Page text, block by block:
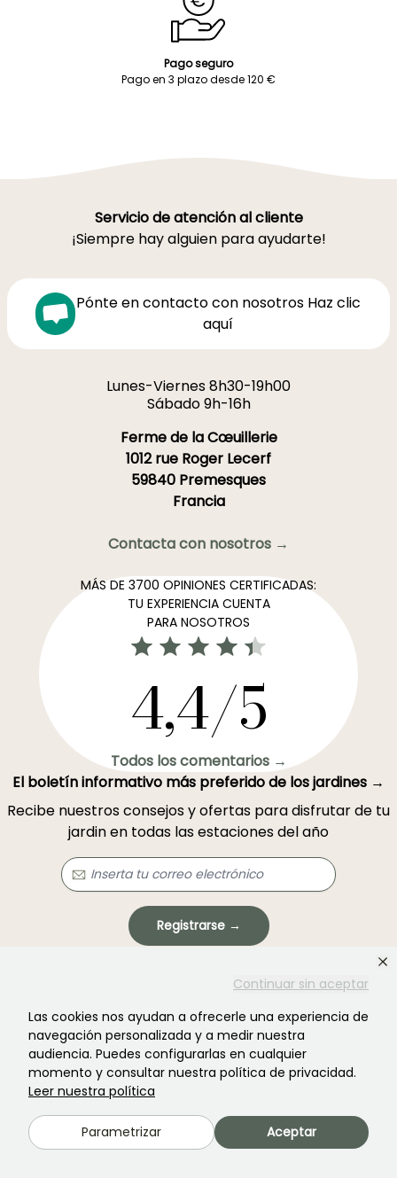
Continuar sin aceptar
Las cookies nos ayudan a ofrecerle una experiencia de
navegación personalizada y a medir nuestra
audiencia. Puedes configurarlas en cualquier
momento y consultar nuestra política de privacidad.
Leer nuestra política
Parametrizar Aceptar
Pago seguro
Pago en 3 plazo desde 120 €
Servicio de atención al cliente
¡Siempre hay alguien para ayudarte!
Pónte en contacto con nosotros Haz clic
aquí
Lunes-Viernes 8h30-19h00
Sábado 9h-16h
Ferme de la Cœuillerie
1012 rue Roger Lecerf
59840 Premesques
Francia
Contacta con nosotros →
MÁS DE 3700 OPINIONES CERTIFICADAS:
TU EXPERIENCIA CUENTA
PARA NOSOTROS
4,4/5
Todos los comentarios →
El boletín informativo más preferido de los jardines →
Recibe nuestros consejos y ofertas para disfrutar de tu
jardin en todas las estaciones del año
Registrarse →
Este formulario está protegido por reCAPTCHA. Se aplican lapolítica de
términos de servicio.
¿No encontraste lo que buscabas?